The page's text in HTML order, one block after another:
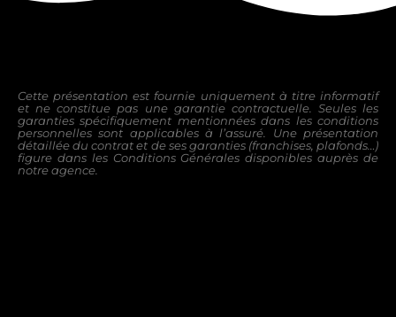
Cette présentation est fournie uniquement à titre informatif
et ne constitue pas une garantie contractuelle. Seules les
garantiesspécifiquement mentionnées dans les conditions
personnelles sont applicables à l’assuré. Une présentation
détaillée du contrat et de ses garanties (franchises, plafonds…)
figure dans les Conditions Générales disponiblesauprès de
notre agence.